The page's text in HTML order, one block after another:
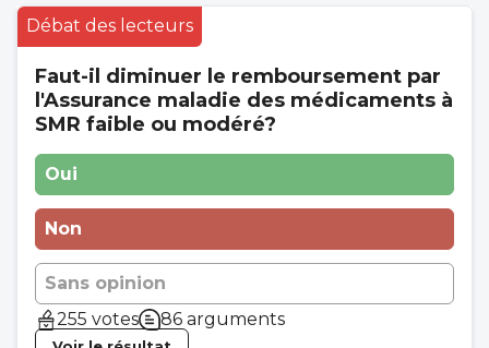
Débat des lecteurs
Faut-il diminuer le remboursement par
l'Assurance maladie des médicaments à
SMR faible ou modéré?
Oui
Non
Sans opinion
255 votes
86 arguments